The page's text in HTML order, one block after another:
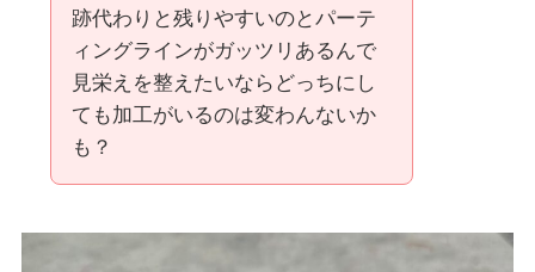
跡代わりと残りやすいのとパーテ
ィングラインがガッツリあるんで
見栄えを整えたいならどっちにし
ても加工がいるのは変わんないか
も？